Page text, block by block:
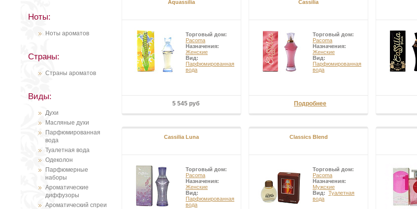
Ноты:
Ноты ароматов
Страны:
Страны ароматов
Виды:
Духи
Масляные духи
Парфюмированная
вода
Туалетная вода
Одеколон
Парфюмерные
наборы
Ароматические
диффузоры
Ароматический спреи
Aquassilia
Торговый дом:
Pacoma
Назначения:
Женские
Вид:
Парфюмированная
вода
5 545 руб
Cassilia
Торговый дом:
Pacoma
Назначения:
Женские
Вид:
Парфюмированная
вода
Подробнее
Cassilia Luna
Торговый дом:
Pacoma
Назначения:
Женские
Вид:
Парфюмированная
вода
Classics Blend
Торговый дом:
Pacoma
Назначения:
Мужские
Вид: Туалетная
вода